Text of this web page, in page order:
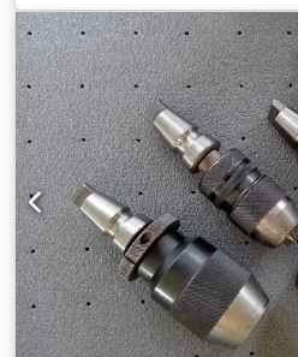
Мощност: 0,25 kW / 1420 об/
Dcedpfow S Tg Tox Ah Ijk -
Цена: на брой - Размери: 185/